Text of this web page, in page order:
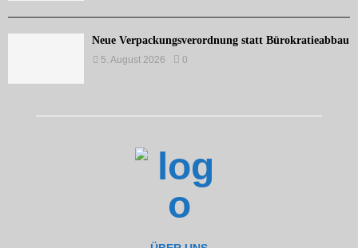
Neue Verpackungsverordnung statt Bürokratieabbau
5. August 2026 0